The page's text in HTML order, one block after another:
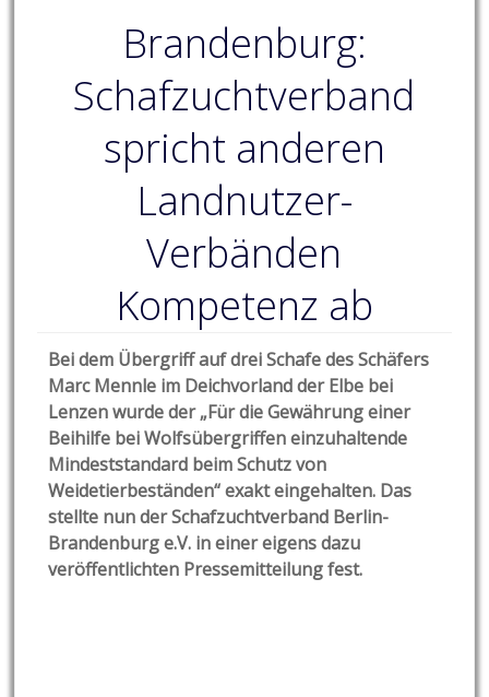
Brandenburg:
Schafzuchtverband
spricht anderen
Landnutzer-
Verbänden
Kompetenz ab
Bei dem Übergriff auf drei Schafe des Schäfers
Marc Mennle im Deichvorland der Elbe bei
Lenzen wurde der „Für die Gewährung einer
Beihilfe bei Wolfsübergriffen einzuhaltende
Mindeststandard beim Schutz von
Weidetierbeständen“ exakt eingehalten. Das
stellte nun der Schafzuchtverband Berlin-
Brandenburg e.V. in einer eigens dazu
veröffentlichten Pressemitteilung fest.